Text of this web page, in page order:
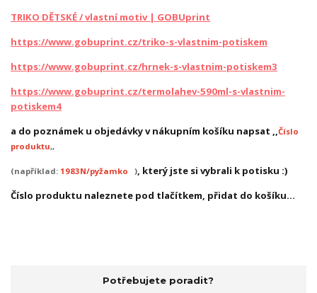
TRIKO DĚTSKÉ / vlastní motiv | GOBUprint
https://www.gobuprint.cz/triko-s-vlastnim-potiskem
https://www.gobuprint.cz/hrnek-s-vlastnim-potiskem3
https://www.gobuprint.cz/termolahev-590ml-s-vlastnim-
potiskem4
a do poznámek u objedávky v nákupním košíku napsat ,,Číslo
produktu,,
(například: 1983N/pyžamko ), který jste si vybrali k potisku :)
Číslo produktu naleznete pod tlačítkem, přidat do košíku...
Potřebujete poradit?